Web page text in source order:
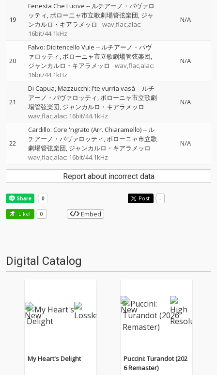
19
Fenesta Che Lucive -- ルチアーノ・パヴァロ
ッティ ボローニャ市立歌劇場管弦楽団 ジャ
ンカルロ・キアラメッロ
wav,flac,alac:
16bit/44.1kHz
N/A
20
Falvo: Dicitencello Vuie -- ルチアーノ・パヴ
ァロッティ ボローニャ市立歌劇場管弦楽団
ジャンカルロ・キアラメッロ
wav,flac,alac:
16bit/44.1kHz
N/A
21
Di Capua, Mazzucchi: I'te vurria vasà -- ルチ
アーノ・パヴァロッティ ボローニャ市立歌劇
場管弦楽団 ジャンカルロ・キアラメッロ
wav,flac,alac: 16bit/44.1kHz
N/A
22
Cardillo: Core 'ngrato (Arr. Chiaramello)-- ル
チアーノ・パヴァロッティ ボローニャ市立歌
劇場管弦楽団 ジャンカルロ・キアラメッロ
wav,flac,alac: 16bit/44.1kHz
N/A
Report about incorrect data
Post -
Like! 0 Embed
Digital Catalog
My Heart's Delight
Puccini: Turandot (202
6 Remaster)